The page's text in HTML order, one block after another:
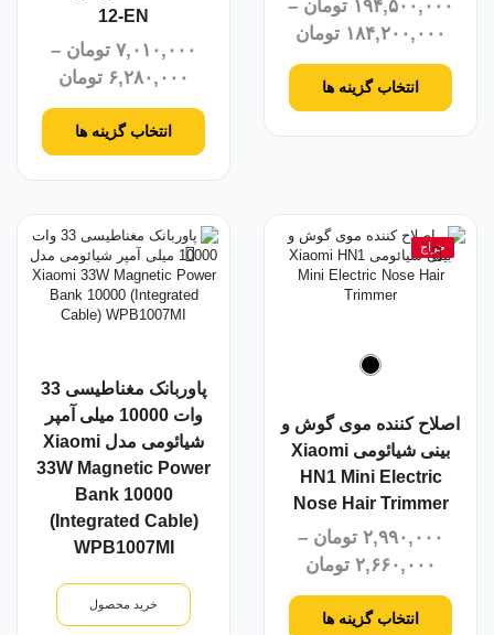
۱۹۴,۵۰۰,۰۰۰ تومان –
۱۸۴,۲۰۰,۰۰۰ تومان
انتخاب گزینه ها
12-EN
۷,۰۱۰,۰۰۰ تومان –
۶,۲۸۰,۰۰۰ تومان
انتخاب گزینه ها
حراج
اصلاح کننده موی گوش و
بینی شیائومی Xiaomi
HN1 Mini Electric
Nose Hair Trimmer
۲,۹۹۰,۰۰۰ تومان –
۲,۶۶۰,۰۰۰ تومان
انتخاب گزینه ها
پاوربانک مغناطیسی 33
وات 10000 میلی آمپر
شیائومی مدل Xiaomi
33W Magnetic Power
Bank 10000
(Integrated Cable)
WPB1007MI
خرید محصول